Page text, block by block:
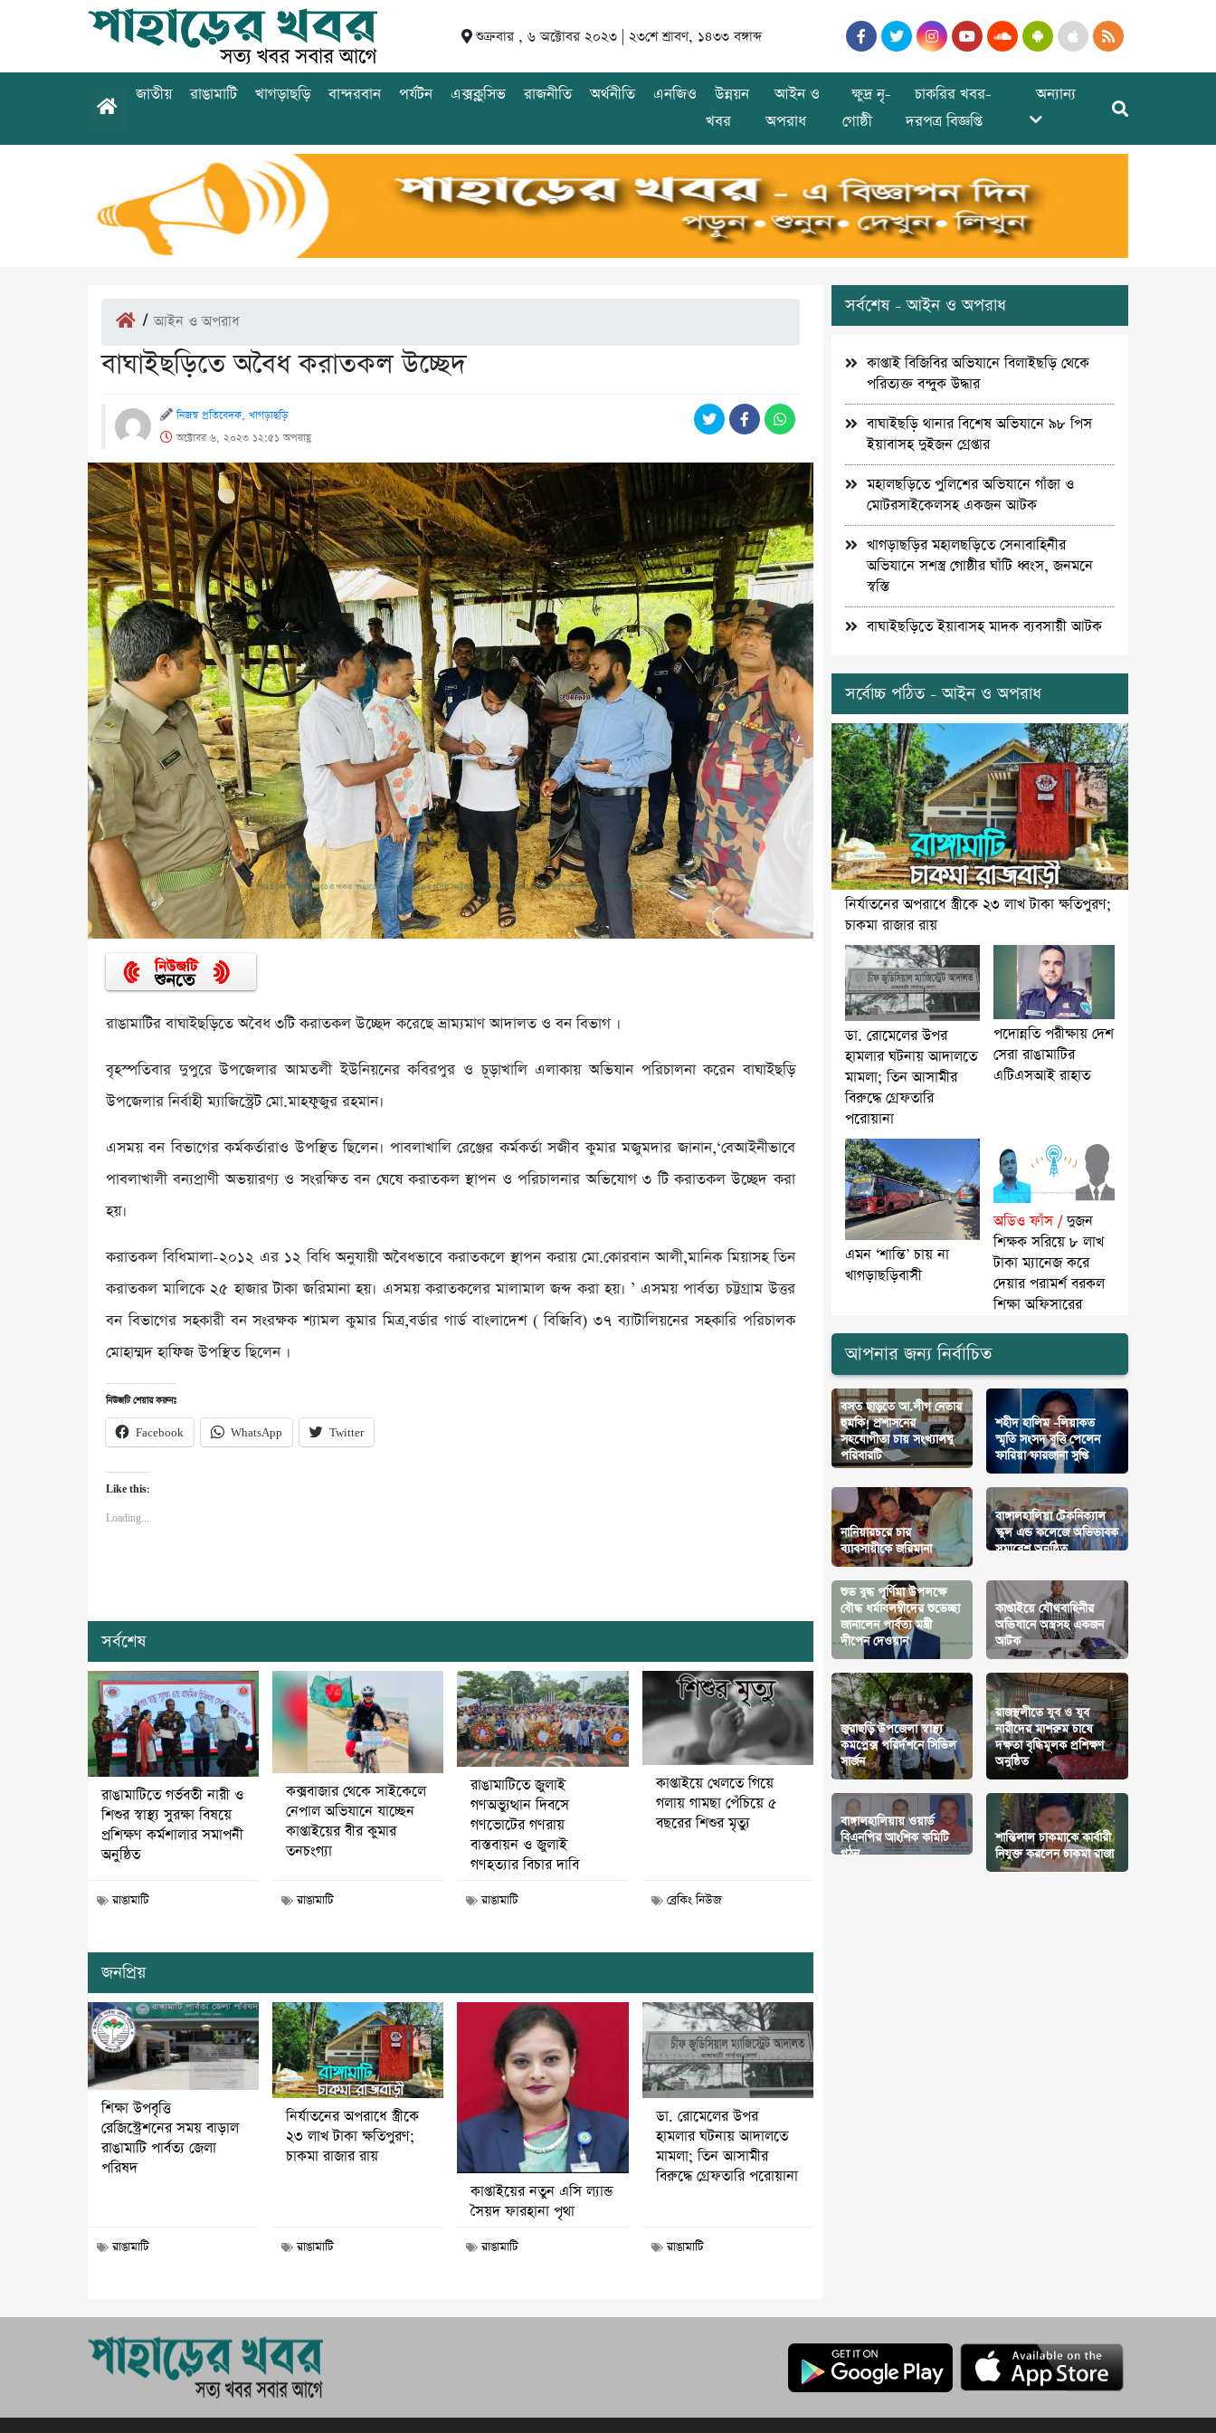
শুক্রবার , ৬ অক্টোবর ২০২৩ | ২৩শে শ্রাবণ, ১৪৩৩ বঙ্গাব্দ
জাতীয় রাঙামাটি খাগড়াছড়ি বান্দরবান পর্যটন এক্সক্লুসিভ রাজনীতি অর্থনীতি এনজিও
উন্নয়ন
খবর
আইন ও
অপরাধ
ক্ষুদ্র নৃ-
গোষ্ঠী
চাকরির খবর-
দরপত্র বিজ্ঞপ্তি
অন্যান্য
/আইন ও অপরাধ
বাঘাইছড়িতে অবৈধ করাতকল উচ্ছেদ
নিজস্ব প্রতিবেদক, খাগড়াছড়ি
অক্টোবর ৬, ২০২৩ ১২:৫১ অপরাহ্ণ
রাঙামাটির বাঘাইছড়িতে অবৈধ ৩টি করাতকল উচ্ছেদ করেছে ভ্রাম্যমাণ আদালত ও বন বিভাগ ।
বৃহস্পতিবার দুপুরে উপজেলার আমতলী ইউনিয়নের কবিরপুর ও চূড়াখালি এলাকায় অভিযান পরিচালনা করেন বাঘাইছড়ি
উপজেলার নির্বাহী ম্যাজিস্ট্রেট মো.মাহফুজুর রহমান।
এসময় বন বিভাগের কর্মকর্তারাও উপস্থিত ছিলেন। পাবলাখালি রেঞ্জের কর্মকর্তা সজীব কুমার মজুমদার জানান,‘বেআইনীভাবে
পাবলাখালী বন্যপ্রাণী অভয়ারণ্য ও সংরক্ষিত বন ঘেষে করাতকল স্থাপন ও পরিচালনার অভিযোগ ৩ টি করাতকল উচ্ছেদ করা
হয়।
করাতকল বিধিমালা-২০১২ এর ১২ বিধি অনুযায়ী অবৈধভাবে করাতকলে স্থাপন করায় মো.কোরবান আলী,মানিক মিয়াসহ তিন
করাতকল মালিকে ২৫ হাজার টাকা জরিমানা হয়। এসময় করাতকলের মালামাল জব্দ করা হয়। ’ এসময় পার্বত্য চট্টগ্রাম উত্তর
বন বিভাগের সহকারী বন সংরক্ষক শ্যামল কুমার মিত্র,বর্ডার গার্ড বাংলাদেশ ( বিজিবি) ৩৭ ব্যাটালিয়নের সহকারি পরিচালক
মোহাম্মদ হাফিজ উপস্থিত ছিলেন ।
নিউজটি শেয়ার করুনঃ
Facebook WhatsApp Twitter
Like this:
Loading...
সর্বশেষ
রাঙামাটিতে গর্ভবতী নারী ও
শিশুর স্বাস্থ্য সুরক্ষা বিষয়ে
প্রশিক্ষণ কর্মশালার সমাপনী
অনুষ্ঠিত
রাঙামাটি
কক্সবাজার থেকে সাইকেলে
নেপাল অভিযানে যাচ্ছেন
কাপ্তাইয়ের বীর কুমার
তনচংগ্যা
রাঙামাটি
রাঙামাটিতে জুলাই
গণঅভ্যুত্থান দিবসে
গণভোটের গণরায়
বাস্তবায়ন ও জুলাই
গণহত্যার বিচার দাবি
রাঙামাটি
কাপ্তাইয়ে খেলতে গিয়ে
গলায় গামছা পেঁচিয়ে ৫
বছরের শিশুর মৃত্যু
ব্রেকিং নিউজ
জনপ্রিয়
শিক্ষা উপবৃত্তি
রেজিস্ট্রেশনের সময় বাড়াল
রাঙামাটি পার্বত্য জেলা
পরিষদ
রাঙামাটি
নির্যাতনের অপরাধে স্ত্রীকে
২৩ লাখ টাকা ক্ষতিপুরণ;
চাকমা রাজার রায়
রাঙামাটি
কাপ্তাইয়ের নতুন এসি ল্যান্ড
সৈয়দ ফারহানা পৃথা
রাঙামাটি
ডা. রোমেলের উপর
হামলার ঘটনায় আদালতে
মামলা; তিন আসামীর
বিরুদ্ধে গ্রেফতারি পরোয়ানা
রাঙামাটি
সর্বশেষ - আইন ও অপরাধ
কাপ্তাই বিজিবির অভিযানে বিলাইছড়ি থেকে
পরিত্যক্ত বন্দুক উদ্ধার
বাঘাইছড়ি থানার বিশেষ অভিযানে ৯৮ পিস
ইয়াবাসহ দুইজন গ্রেপ্তার
মহালছড়িতে পুলিশের অভিযানে গাঁজা ও
মোটরসাইকেলসহ একজন আটক
খাগড়াছড়ির মহালছড়িতে সেনাবাহিনীর
অভিযানে সশস্ত্র গোষ্ঠীর ঘাঁটি ধ্বংস, জনমনে
স্বস্তি
বাঘাইছড়িতে ইয়াবাসহ মাদক ব্যবসায়ী আটক
সর্বোচ্চ পঠিত - আইন ও অপরাধ
নির্যাতনের অপরাধে স্ত্রীকে ২৩ লাখ টাকা ক্ষতিপুরণ;
চাকমা রাজার রায়
ডা. রোমেলের উপর
হামলার ঘটনায় আদালতে
মামলা; তিন আসামীর
বিরুদ্ধে গ্রেফতারি
পরোয়ানা
পদোন্নতি পরীক্ষায় দেশ
সেরা রাঙামাটির
এটিএসআই রাহাত
এমন ‘শান্তি’ চায় না
খাগড়াছড়িবাসী
অডিও ফাঁস /দুজন
শিক্ষক সরিয়ে ৮ লাখ
টাকা ম্যানেজ করে
দেয়ার পরামর্শ বরকল
শিক্ষা অফিসারের
আপনার জন্য নির্বাচিত
বসত ছাড়তে আ.লীগ নেতার
হুমকি! প্রশাসনের
সহযোগীতা চায় সংখ্যালঘু
পরিবারটি
শহীদ হালিম -লিয়াকত
স্মৃতি সংসদ বৃত্তি পেলেন
ফারিয়া ফারজানা সুপ্তি
নানিয়ারচরে চার
ব্যাবসায়ীকে জরিমানা
বাঙ্গালহালিয়া টেকনিক্যাল
স্কুল এন্ড কলেজে অভিভাবক
সমাবেশ অনুষ্ঠিত
শুভ বুদ্ধ পূর্ণিমা উপলক্ষে
বৌদ্ধ ধর্মাবলম্বীদের শুভেচ্ছা
জানালেন পার্বত্য মন্ত্রী
দীপেন দেওয়ান
কাপ্তাইয়ে যৌথবাহিনীর
অভিযানে অস্ত্রসহ একজন
আটক
জুরাছড়ি উপজেলা স্বাস্থ্য
কমপ্লেক্স পরির্দশনে সিভিল
সার্জন
রাজস্থলীতে যুব ও যুব
নারীদের মাশরুম চাষে
দক্ষতা বৃদ্ধিমূলক প্রশিক্ষণ
অনুষ্ঠিত
বাঙ্গালহালিয়ায় ওয়ার্ড
বিএনপির আংশিক কমিটি
গঠন
শান্তিলাল চাকমাকে কার্বারী
নিযুক্ত করলেন চাকমা রাজা